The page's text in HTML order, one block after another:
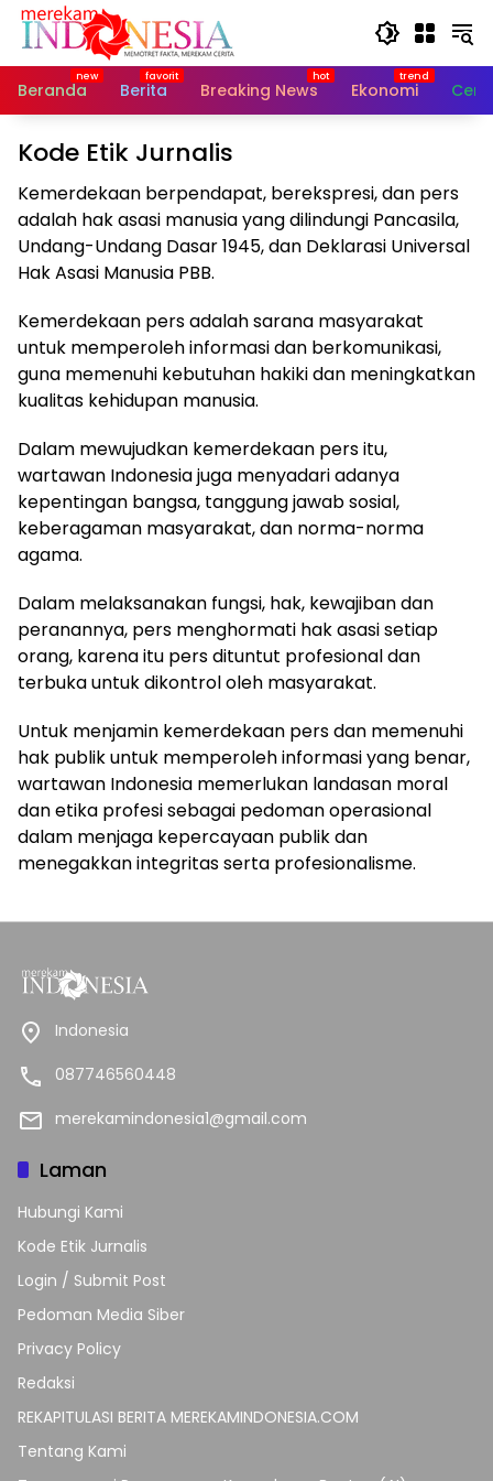
Langsung
Beranda
Berita Breaking News Ekonomi
Kode Etik Jurnalis
Kemerdekaan berpendapat, berekspresi, dan pers
adalah hak asasi manusia yang dilindungi Pancasila,
Undang-Undang Dasar 1945, dan Deklarasi Universal
Hak Asasi Manusia PBB.
Kemerdekaan pers adalah sarana masyarakat
untuk memperoleh informasi dan berkomunikasi,
guna memenuhi kebutuhan hakiki dan meningkatkan
kualitas kehidupan manusia.
Dalam mewujudkan kemerdekaan pers itu,
wartawan Indonesia juga menyadari adanya
kepentingan bangsa, tanggung jawab sosial,
keberagaman masyarakat, dan norma-norma
agama.
Dalam melaksanakan fungsi, hak, kewajiban dan
peranannya, pers menghormati hak asasi setiap
orang, karena itu pers dituntut profesional dan
terbuka untuk dikontrol oleh masyarakat.
Untuk menjamin kemerdekaan pers dan memenuhi
hak publik untuk memperoleh informasi yang benar,
wartawan Indonesia memerlukan landasan moral
dan etika profesi sebagai pedoman operasional
dalam menjaga kepercayaan publik dan
menegakkan integritas serta profesionalisme.
Indonesia
087746560448
merekamindonesia1@gmail.com
Laman
Hubungi Kami
Kode Etik Jurnalis
Login / Submit Post
Pedoman Media Siber
Privacy Policy
Redaksi
REKAPITULASI BERITA MEREKAMINDONESIA.COM
Tentang Kami